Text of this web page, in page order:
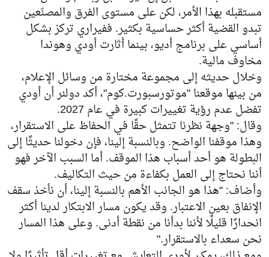
مستقبله بهذا الأمر، لكن على مستوى الفرق والمصنّعين
تبدو القضية أكثر حساسية بكثير. ففيراري تركز بشكل
أساسي على برنامج أديو، بينما أثارت أودي وهوندا
مخاوف مالية.
وخلال حديثه إلى مجموعة مختارة من وسائل الإعلام،
من بينها موقعنا "موتورسبورت.كوم"، أكد دولنر أن أودي
تفضل عدم رؤية تغييرات كبيرة في عام 2027.
وقال: "وجهة نظرنا تتمثل حقًا في الحفاظ على الاستقرار،
وهذا موقفنا الواضح. وبالنسبة إلينا، فإن دخولنا حديثًا إلى
البطولة هو أحد أسباب هذا الموقف. أما السبب الآخر فهو
أننا نحتاج إلى العمل بكفاءة من حيث التكاليف.
وأضاف: "هذا هو الجانب الأهم بالنسبة إلينا، أن نأخذ سقف
الإنفاق بعين الاعتبار. وقد يكون مسار الابتكار لدينا أكثر
انحدارًا قليلًا لأننا بدأنا من نقطة أدنى. وعلى هذا المسار
نحن سعداء بالاستقرار."